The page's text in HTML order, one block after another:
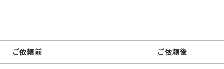
ご依頼前 ご依頼後